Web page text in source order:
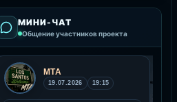
МИНИ-ЧАТ
Общение участников проекта